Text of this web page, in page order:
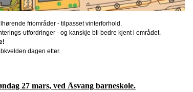
friområder - tilpasset vinterforhold.
utfordringer - og kanskje bli bedre kjent i området.
dagen etter.
27 mars, ved Åsvang barneskole.